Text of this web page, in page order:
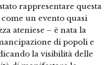
rappresentare questa
come un evento quasi
ateniese – è nata la
di popoli e
la visibilità delle